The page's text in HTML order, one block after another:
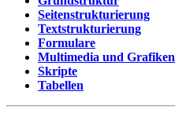
Seitenstrukturierung
Textstrukturierung
Formulare
Multimedia und Grafiken
Skripte
Tabellen